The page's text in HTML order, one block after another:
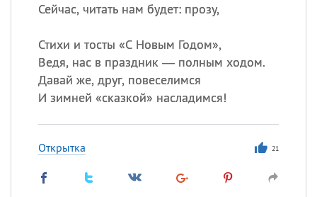
Сейчас, читать нам будет: прозу,
Стихи и тосты «С Новым Годом»,
Ведя, нас в праздник — полным ходом.
Давай же, друг, повеселимся
И зимней «сказкой» насладимся!
Открытка 21